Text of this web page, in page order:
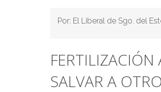
Por: El Liberal de Sgo. del
SALVAR A OTRO